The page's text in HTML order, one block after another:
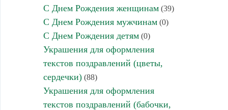
С Днем Рождения женщинам(39)
С Днем Рождения мужчинам(0)
С Днем Рождения детям(0)
Украшения для оформления
текстов поздравлений (цветы,
сердечки)(88)
Украшения для оформления
текстов поздравлений (бабочки,